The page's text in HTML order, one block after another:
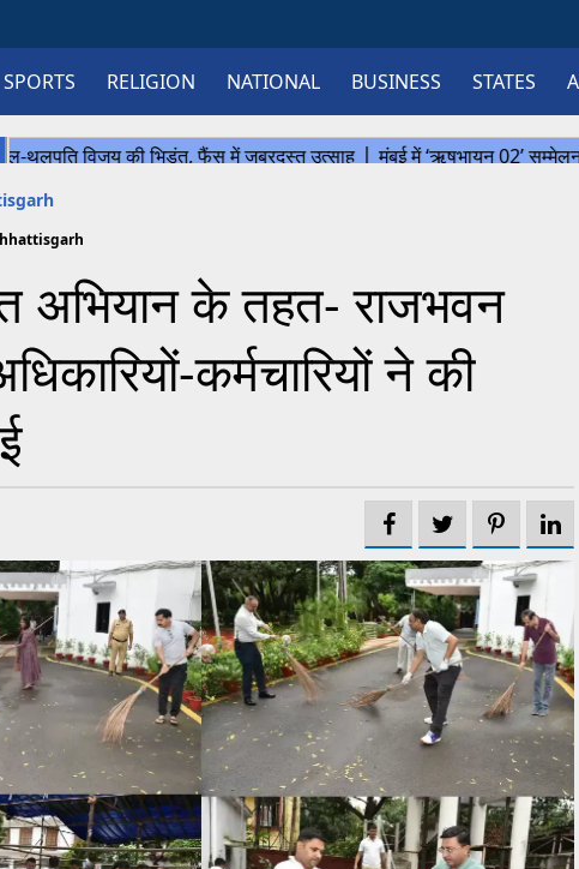
SPORTS RELIGION NATIONAL BUSINESS STATES
अभियान के तहत- राजभवन
कर्मचारियों ने की